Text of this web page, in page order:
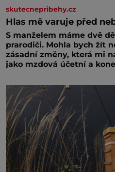
skutecnepribehy.cz
Hlas mě varuje před
S manželem máme dvě
prarodiči. Mohla bych žít
zásadní změny, která mi
jako mzdová účetní a
chvíle, co máme
častěji volá o pomoc, co
se